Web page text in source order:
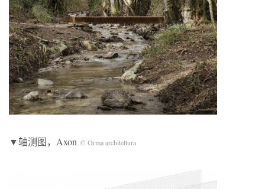
▼轴测图，Axon © Orma architettura